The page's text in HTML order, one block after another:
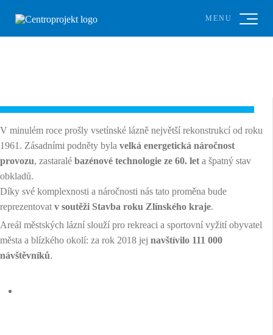
MENU
V minulém roce prošly vsetínské lázně největší rekonstrukcí od roku
1961. Zásadními podněty byla velká energetická náročnost
provozu, zastaralé bazénové technologie ze 60. let a špatný stav
obkladů.
Díky své komplexnosti a náročnosti nás tato proměna bude
reprezentovat v soutěži Stavba roku Zlínského kraje.
Areál městských lázní slouží pro rekreaci a sportovní vyžití obyvatel
města a blízkého okolí: za rok 2018 jej navštívilo 111 000
návštěvníků.